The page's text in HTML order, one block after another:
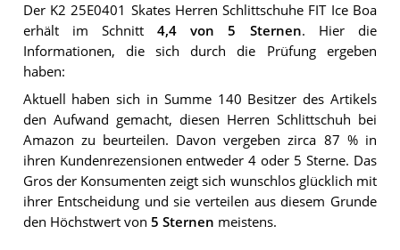
Der K2 25E0401 Skates Herren Schlittschuhe FIT Ice Boa
erhält im Schnitt4,4 von 5 Sternen. Hier die
Informationen, die sich durch die Prüfung ergeben
haben:
Aktuell haben sich in Summe 140 Besitzer des Artikels
den Aufwand gemacht, diesen Herren Schlittschuh bei
Amazon zu beurteilen. Davon vergeben zirca 87 % in
ihren Kundenrezensionen entweder 4 oder 5 Sterne. Das
Gros der Konsumenten zeigt sich wunschlos glücklich mit
ihrer Entscheidung und sie verteilen aus diesem Grunde
den Höchstwert von 5 Sternen meistens.